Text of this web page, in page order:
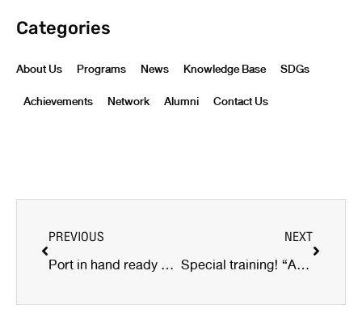
Categories
About Us Programs News Knowledge Base
SDGs
Achievements
Network Alumni Contact Us
PREVIOUS
Port in hand ready #DEK68 management what are you waiting for?
NEXT
Special training! “Agile Project Management”